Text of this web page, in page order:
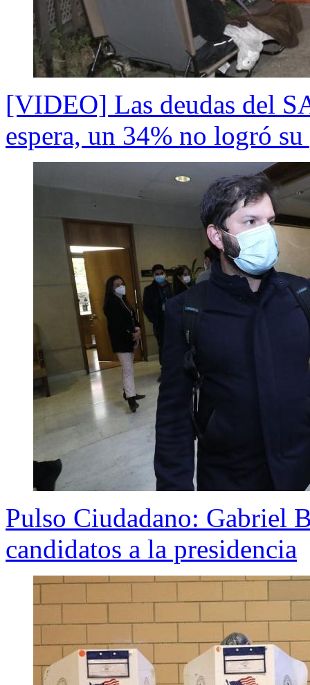
[VIDEO] Las deudas del
espera, un 34% no logró
Pulso Ciudadano: Gabriel
candidatos a la presidencia